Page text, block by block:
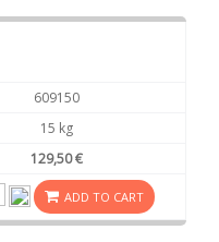
609150
15 kg
129,50 €
ADD TO CART